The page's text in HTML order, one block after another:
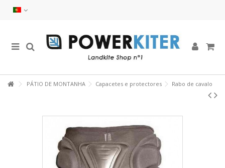
PÁTIO DE MONTANHA Capacetes e protectores Rabo de cavalo